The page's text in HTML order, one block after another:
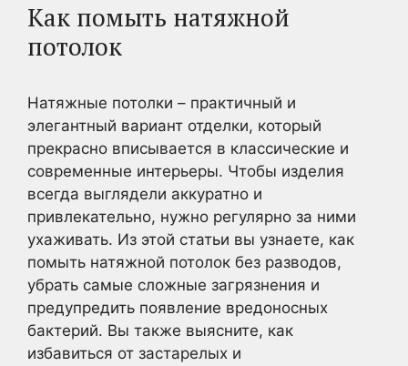
Как помыть натяжной
потолок
Натяжные потолки – практичный и
элегантный вариант отделки, который
прекрасно вписывается в классические и
современные интерьеры. Чтобы изделия
всегда выглядели аккуратно и
привлекательно, нужно регулярно за ними
ухаживать. Из этой статьи вы узнаете, как
помыть натяжной потолок без разводов,
убрать самые сложные загрязнения и
предупредить появление вредоносных
бактерий. Вы также выясните, как
избавиться от застарелых и